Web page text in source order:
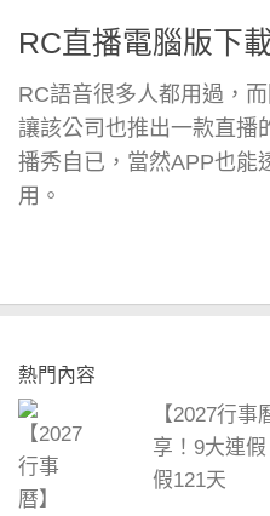
RC直播電腦版下
RC語音很多人都用過，
讓該公司也推出一款直播
播秀自已，當然APP也能
用。
熱門內容
【2027行
享！9大連
假121天